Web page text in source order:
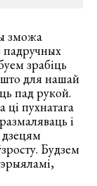
зможа
падручных
зрабіць
што для нашай
пад рукой.
ці пухнатага
і
дзецям
Будзем